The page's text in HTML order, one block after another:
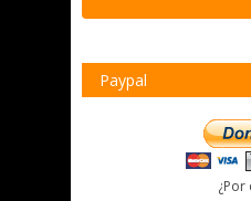
Paypal
¿Por